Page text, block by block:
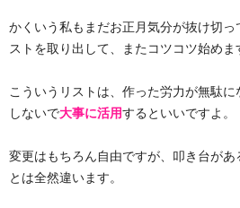
かくいう私もまだお正月気分が抜け切っ
ストを取り出して、またコツコツ始めま
こういうリストは、作った労力が無駄
しないで大事に活用するといいですよ。
変更はもちろん自由ですが、叩き台が
とは全然違います。